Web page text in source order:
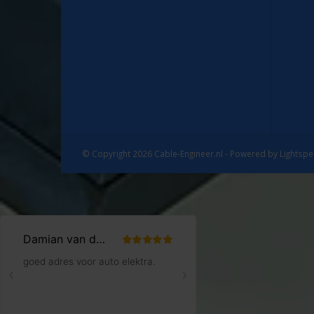
© Copyright 2026 Cable-Engineer.nl - Powered by